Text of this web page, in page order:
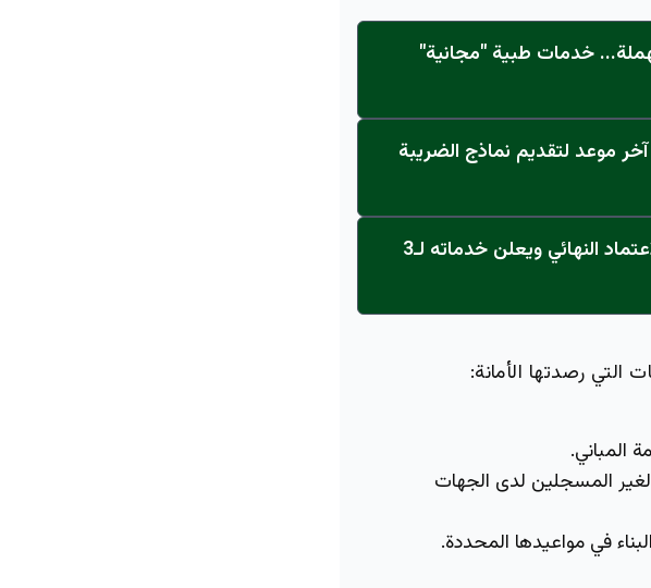
خدمات طبية "مجانية"
موعد لتقديم نماذج الضريبة
عاجل: القناة تنطلق... مركز أورام الجامعة يحصل على الاعتماد النهائي ويعلن خدماته لـ3
التي رصدتها الأمانة:
المباني.
المسجلين لدى الجهات
في مواعيدها المحددة.